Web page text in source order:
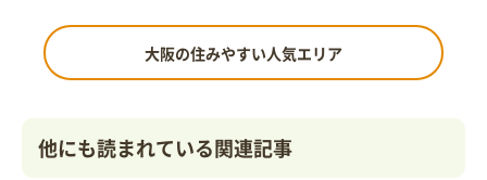
大阪の住みやすい人気エリア
他にも読まれている関連記事